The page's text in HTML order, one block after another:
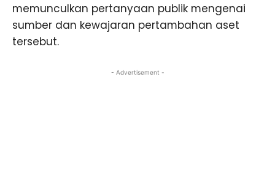
memunculkan pertanyaan publik mengenai
sumber dan kewajaran pertambahan aset
tersebut.
- Advertisement -